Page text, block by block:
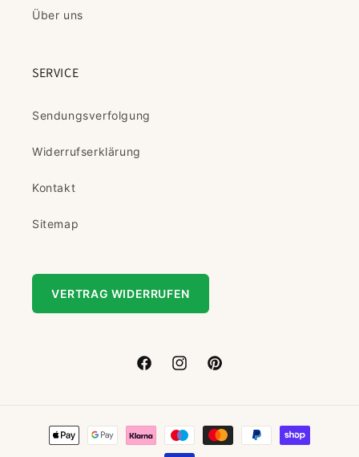
Über uns
SERVICE
Sendungsverfolgung
Widerrufserklärung
Kontakt
Sitemap
VERTRAG WIDERRUFEN
FacebookInstagramPinterest
Zahlungsmethoden